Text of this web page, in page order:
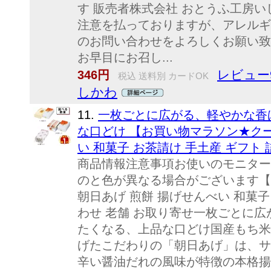
す 販売者株式会社 おとうふ工房
注意を払っておりますが、アレル
のお問い合わせをよろしくお願い
お早目にお召し...
346円
税込 送料別 カードOK
レビュ
しかわ
11. 一枚ごとに広がる、軽やかな
な口どけ 【お買い物マラソン★ク
い 和菓子 お茶請け 手土産 ギフト
商品情報注意事項お使いのモニタ
のと色が異なる場合がございます
朝日あげ 煎餅 揚げせんべい 和菓
わせ 老舗 お取り寄せ一枚ごとに
たくなる、上品な口どけ国産もち
げたこだわりの「朝日あげ」は、
辛い醤油だれの風味が特徴の本格